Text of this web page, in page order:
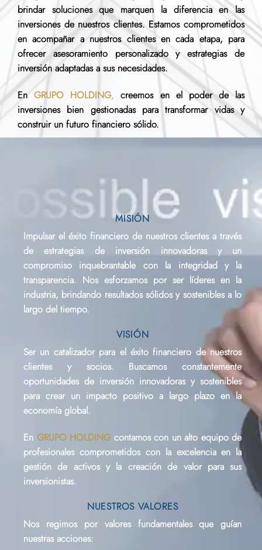
brindar soluciones que marquen la diferencia en las
inversiones de nuestros clientes. Estamos comprometidos
en acompañar a nuestros clientes en cada etapa, para
ofrecer asesoramiento personalizado y estrategias de
inversión adaptadas a sus necesidades.
EnGRUPO HOLDING, creemos en el poder de las
inversiones bien gestionadas para transformar vidas y
construir un futuro financiero sólido.
MISIÓN
Impulsar el éxito financiero de nuestros clientes a través
de estrategias de inversión innovadoras y un
compromiso inquebrantable con la integridad y la
transparencia. Nos esforzamos por ser líderes en la
industria, brindando resultados sólidos y sostenibles a lo
largo del tiempo.
VISIÓN
Ser un catalizador para el éxito financiero de nuestros
clientes y socios. Buscamos constantemente
oportunidades de inversión innovadoras y sostenibles
para crear un impacto positivo a largo plazo en la
economía global.
En GRUPO HOLDING contamos con un alto equipo de
profesionales comprometidos con la excelencia en la
gestión de activos y la creación de valor para sus
inversionistas.
NUESTROS VALORES
Nos regimos por valores fundamentales que guían
nuestras acciones: